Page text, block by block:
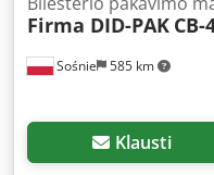
Sośnie 585 km
Firma DID-PAK CB-
Klausti